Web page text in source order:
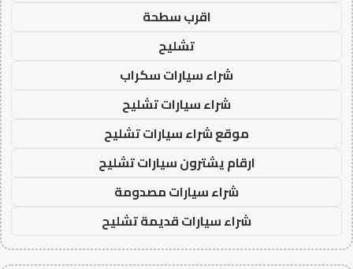
اقرب سطحة
تشليح
شراء سيارات سكراب
شراء سيارات تشليح
موقع شراء سيارات تشليح
ارقام يشترون سيارات تشليح
شراء سيارات مصدومة
شراء سيارات قديمة تشليح